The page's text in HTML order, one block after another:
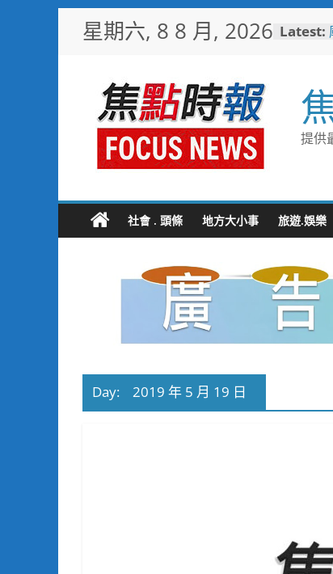
星期六, 8 8 月, 2026 Latest:
提供
社會 . 頭條 地方大小事 旅遊.娛樂
Day: 2019 年 5 月 19 日